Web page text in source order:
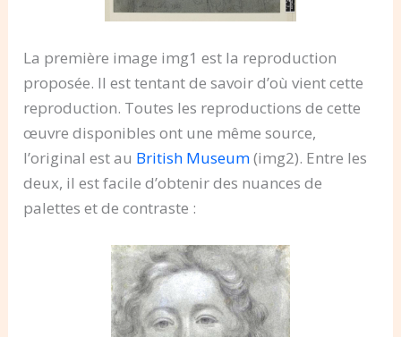
La première image img1 est la reproduction
proposée. Il est tentant de savoir d’où vient cette
reproduction. Toutes les reproductions de cette
œuvre disponibles ont une même source,
l’original est au British Museum(img2). Entre les
deux, il est facile d’obtenir des nuances de
palettes et de contraste :